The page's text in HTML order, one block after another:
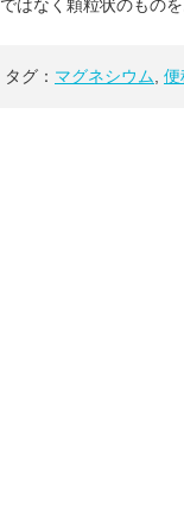
ではなく顆粒状のもの
タグ： マグネシウム 便